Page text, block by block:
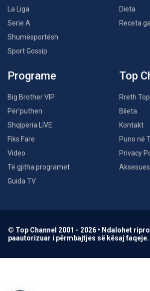
La Liga
Serie A
Shumësportësh
Sport Gossip
Dieta
Receta
Programe
Big Brother VIP
Për’puthen
Shqipëria LIVE
Fiks Fare
Video
Të gjitha programet
Guida TV
Top
Rreth
Bileta
Kontakt
Puno në
Privacy
© Top Channel 2001 - 2026 • Ndalohet
paautorizuar i përmbajtjes së kësaj faqeje.